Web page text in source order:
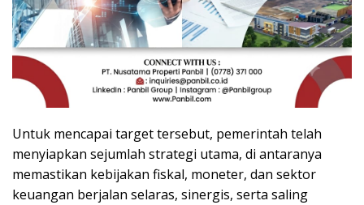
Untuk mencapai target tersebut, pemerintah telah
menyiapkan sejumlah strategi utama, di antaranya
memastikan kebijakan fiskal, moneter, dan sektor
keuangan berjalan selaras, sinergis, serta saling